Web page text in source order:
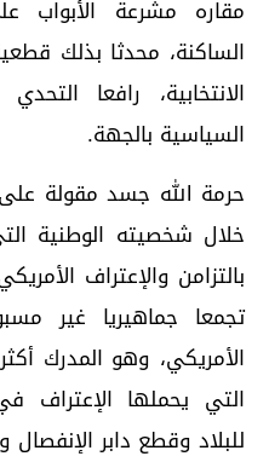
مقاره مشرعة
الساكنة، محدثا بذلك
الانتخابية، رافعا
السياسية بالجهة.
حرمة الله جسد مقولة
خلال شخصيته الوطنية
بالتزامن والإعتراف
تجمعا جماهيريا غير
الأمريكي، وهو المدرك
التي يحملها الإعتراف
للبلاد وقطع دابر الإنفصال